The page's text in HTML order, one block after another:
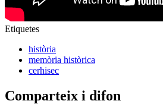
Etiquetes
història
memòria històrica
cerhisec
Comparteix i difon